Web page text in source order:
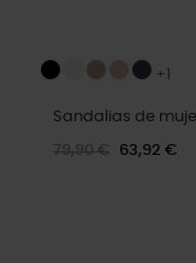
+1
Sandalias de
79,90 € 63,92 €